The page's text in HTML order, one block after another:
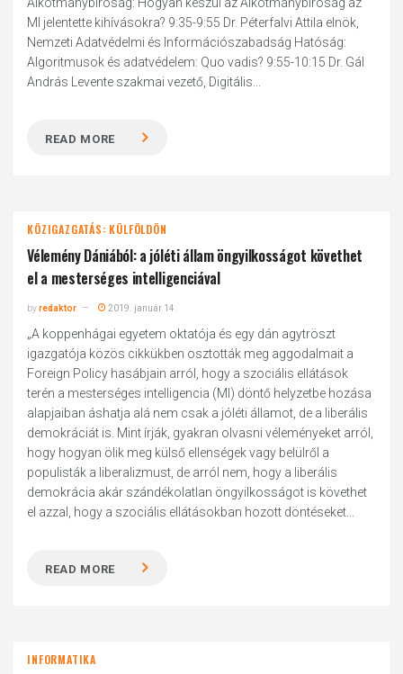
MI jelentette kihívásokra? 9:35-9:55 Dr. Péterfalvi Attila elnök,
Nemzeti Adatvédelmi és Információszabadság Hatóság:
Algoritmusok és adatvédelem: Quo vadis? 9:55-10:15 Dr. Gál
András Levente szakmai vezető, Digitális...
READ MORE
KÖZIGAZGATÁS: KÜLFÖLDÖN
Vélemény Dániából: a jóléti állam öngyilkosságot követhet
el a mesterséges intelligenciával
byredaktor 2019. január 14.
„A koppenhágai egyetem oktatója és egy dán agytröszt
igazgatója közös cikkükben osztották meg aggodalmait a
Foreign Policy hasábjain arról, hogy a szociális ellátások
terén a mesterséges intelligencia (MI) döntő helyzetbe hozása
alapjaiban áshatja alá nem csak a jóléti államot, de a liberális
demokráciát is. Mint írják, gyakran olvasni véleményeket arról,
hogy hogyan ölik meg külső ellenségek vagy belülről a
populisták a liberalizmust, de arról nem, hogy a liberális
demokrácia akár szándékolatlan öngyilkosságot is követhet
el azzal, hogy a szociális ellátásokban hozott döntéseket...
READ MORE
INFORMATIKA